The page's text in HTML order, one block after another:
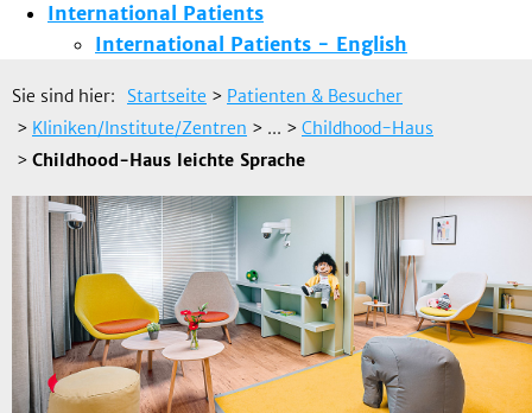
International Patients
International Patients - English
Sie sind hier: Startseite > Patienten & Besucher
> Kliniken/Institute/Zentren > ... > Childhood-Haus
> Childhood-Haus leichte Sprache